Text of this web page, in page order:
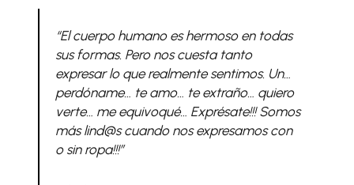
“El cuerpo humano es hermoso en todas
sus formas. Pero nos cuesta tanto
expresar lo que realmente sentimos. Un…
perdóname… te amo… te extraño… quiero
verte… me equivoqué… Exprésate!!! Somos
más lind@s cuando nos expresamos con
o sin ropa!!!”